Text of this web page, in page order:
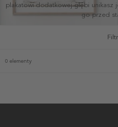
plakatowi dodatkowej głębi
go przed
0 elementy